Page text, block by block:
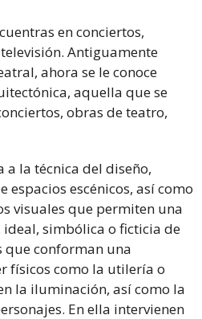
en conciertos,
Antiguamente
ahora se le conoce
aquella que se
obras de teatro,
a la técnica del diseño,
espacios escénicos, así como
visuales que permiten una
simbólica o ficticia de
que conforman una
físicos como la utilería o
la iluminación, así como la
En ella intervienen